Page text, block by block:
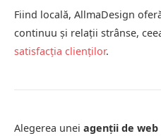
Fiind locală, AllmaDesign
continuu și relații strânse,
satisfacția clienților.
Alegerea unei agenții de web